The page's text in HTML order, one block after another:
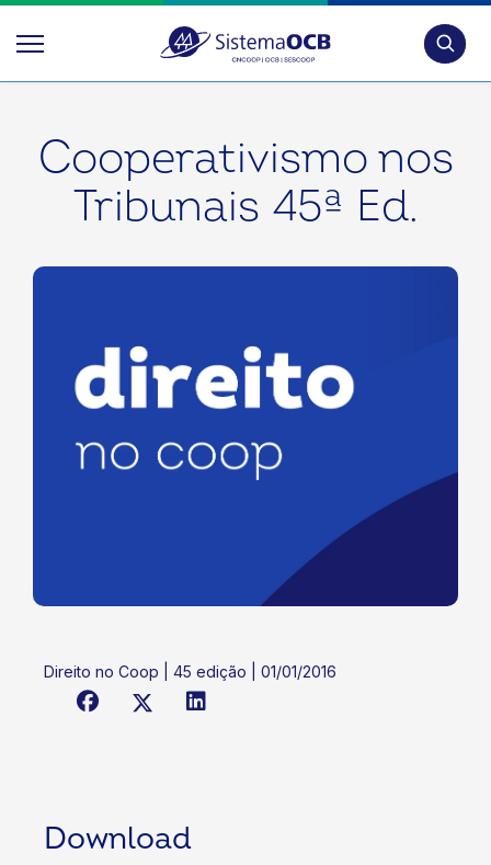
Cooperativismo nos
Tribunais 45ª Ed.
Direito no Coop | 45 edição | 01/01/2016
Download